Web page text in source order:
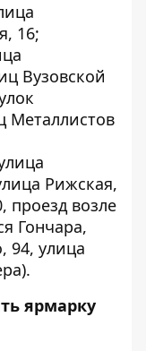
16;
Вузовской
Металлистов
Рижская,
проезд возле
Гончара,
94, улица
ярмарку